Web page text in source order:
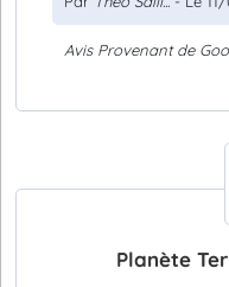
Avis Provenant de
Planète